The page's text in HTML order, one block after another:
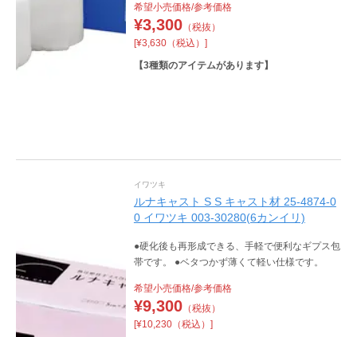
希望小売価格/参考価格
¥3,300（税抜）
[¥3,630（税込）]
【3種類のアイテムがあります】
イワツキ
ルナキャスト S S キャスト材 25-4874-0
0 イワツキ 003-30280(6カンイリ)
●硬化後も再形成できる、手軽で便利なギプス包
帯です。 ●ベタつかず薄くて軽い仕様です。
希望小売価格/参考価格
¥9,300（税抜）
[¥10,230（税込）]